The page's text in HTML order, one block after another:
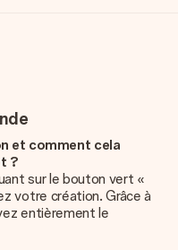
et comment cela
?
sur le bouton vert «
votre création. Grâce à
entièrement le